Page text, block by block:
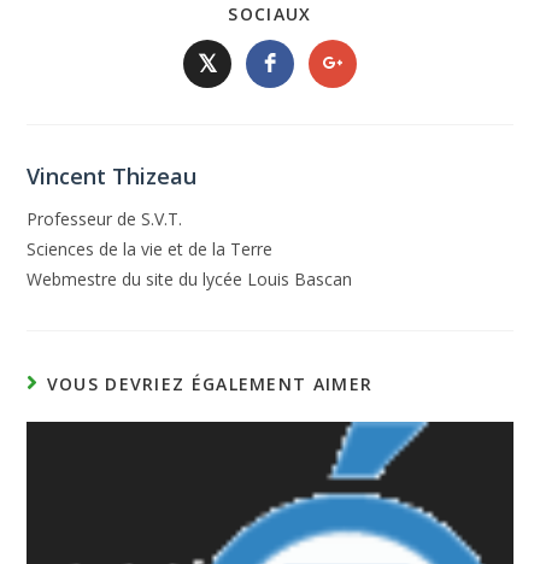
SOCIAUX
𝕏
Vincent Thizeau
Professeur de S.V.T.
Sciences de la vie et de la Terre
Webmestre du site du lycée Louis Bascan
VOUS DEVRIEZ ÉGALEMENT AIMER